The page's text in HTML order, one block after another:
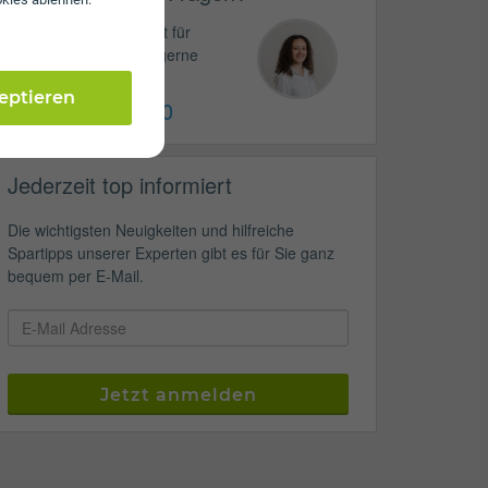
Unser Service-Team ist für
Sie da und hilft Ihnen gerne
weiter!
01 / 30 60 900
Jederzeit top informiert
Die wichtigsten Neuigkeiten und hilfreiche
Spartipps unserer Experten gibt es für Sie ganz
bequem per E-Mail.
Jetzt anmelden